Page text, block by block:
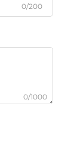
0/200
0/1000